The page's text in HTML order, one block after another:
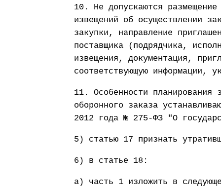
10. Не допускаются
извещений об осуществлении
закупки, направление
поставщика (подрядчика,
извещения, документация,
соответствующую информации,
11. Особенности планирования
оборонного заказа
2012 года № 275-ФЗ "О
5) статью 17 признать
6) в статье 18:
а) часть 1 изложить в